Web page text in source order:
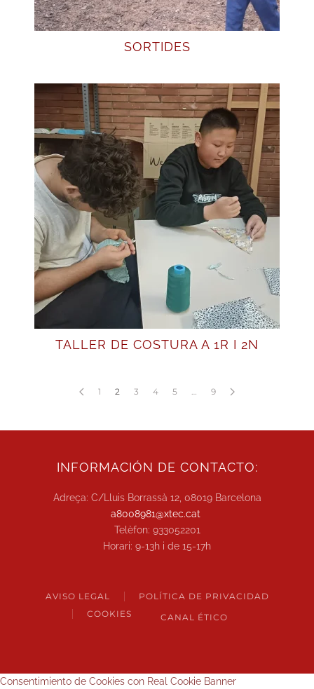
SORTIDES
TALLER DE COSTURA A 1R I 2N
1 2 3 4 5 … 9
INFORMACIÓN DE CONTACTO:
Adreça: C/Lluis Borrassà 12, 08019 Barcelona
a8008981@xtec.cat
Telèfon: 933052201
Horari: 9-13h i de 15-17h
AVISO LEGAL
POLÍTICA DE PRIVACIDAD
COOKIES
CANAL ÉTICO
Consentimiento de Cookies con Real Cookie Banner